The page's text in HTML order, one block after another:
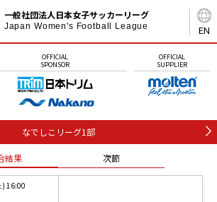
EN
一般社団法人日本女子サッカーリーグ
Japan Women's Football League
OFFICIAL
SPONSOR
OFFICIAL
SUPPLIER
なでしこリーグ1部
結果 次節
16:00